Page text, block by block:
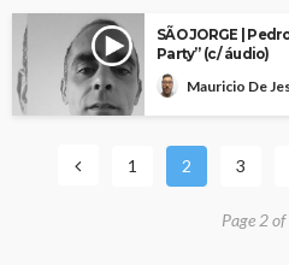
SÃO JORGE |
Party” (c/ áudio)
Mauricio De
1 2 3
Page 2